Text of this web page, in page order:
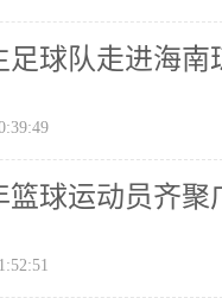
足球队走进海
篮球运动员齐聚